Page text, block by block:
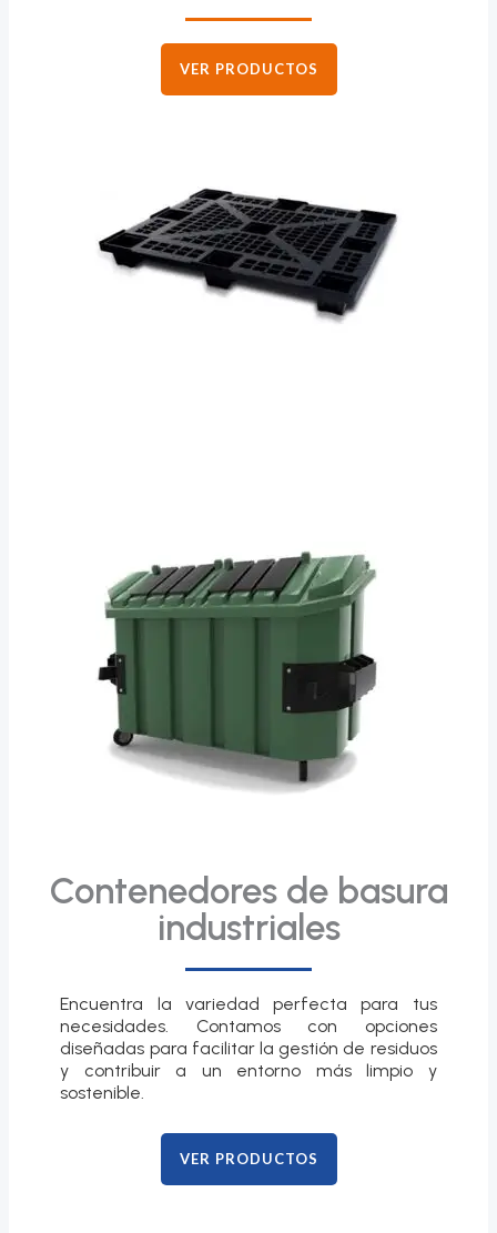
VER PRODUCTOS
Contenedores de basura
industriales
Encuentra la variedad perfecta para tus
necesidades. Contamos con opciones
diseñadas para facilitar la gestión de residuos
y contribuir a un entorno más limpio y
sostenible.
VER PRODUCTOS